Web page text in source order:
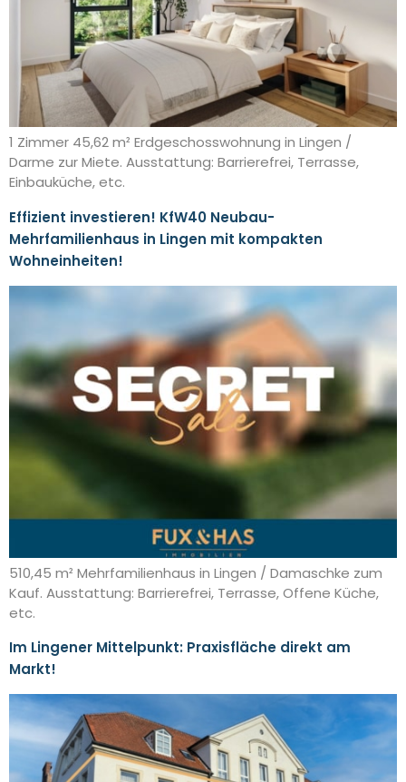
1 Zimmer 45,62 m² Erdgeschosswohnung in Lingen /
Darme zur Miete. Ausstattung: Barrierefrei, Terrasse,
Einbauküche, etc.
Effizient investieren! KfW40 Neubau-
Mehrfamilienhaus in Lingen mit kompakten
Wohneinheiten!
510,45 m² Mehrfamilienhaus in Lingen / Damaschke zum
Kauf. Ausstattung: Barrierefrei, Terrasse, Offene Küche,
etc.
Im Lingener Mittelpunkt: Praxisfläche direkt am
Markt!